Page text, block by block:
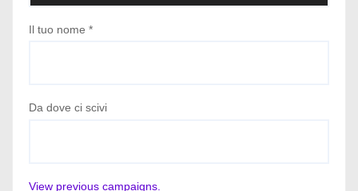
Il tuo nome *
Da dove ci scivi
View previous campaigns.